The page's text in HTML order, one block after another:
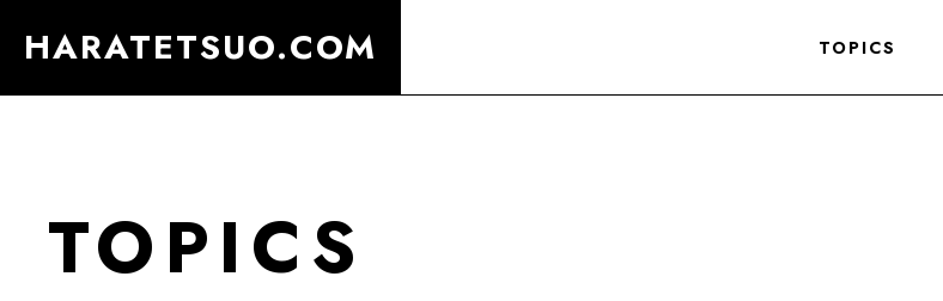
HARATETSUO.COM TOPICS
TOPICS